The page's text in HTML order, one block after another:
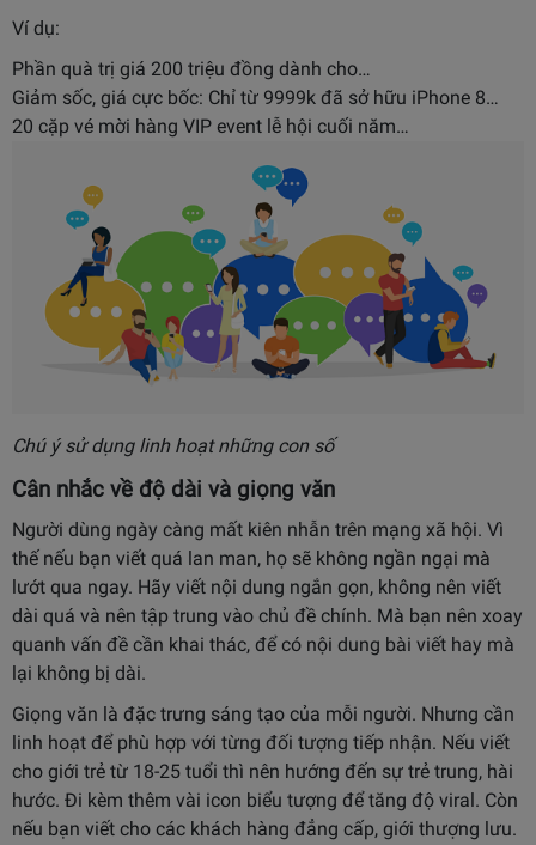
Ví dụ:
Phần quà trị giá 200 triệu đồng dành cho…
Giảm sốc, giá cực bốc: Chỉ từ 9999k đã sở hữu iPhone 8…
20 cặp vé mời hàng VIP event lễ hội cuối năm…
Chú ý sử dụng linh hoạt những con số
Cân nhắc về độ dài và giọng văn
Người dùng ngày càng mất kiên nhẫn trên mạng xã hội. Vì
thế nếu bạn viết quá lan man, họ sẽ không ngần ngại mà
lướt qua ngay. Hãy viết nội dung ngắn gọn, không nên viết
dài quá và nên tập trung vào chủ đề chính. Mà bạn nên xoay
quanh vấn đề cần khai thác, để có nội dung bài viết hay mà
lại không bị dài.
Giọng văn là đặc trưng sáng tạo của mỗi người. Nhưng cần
linh hoạt để phù hợp với từng đối tượng tiếp nhận. Nếu viết
cho giới trẻ từ 18-25 tuổi thì nên hướng đến sự trẻ trung, hài
hước. Đi kèm thêm vài icon biểu tượng để tăng độ viral. Còn
nếu bạn viết cho các khách hàng đẳng cấp, giới thượng lưu.